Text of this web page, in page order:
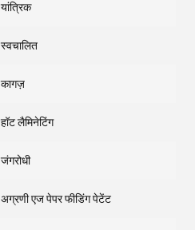
यांत्रिक
स्वचालित
कागज़
हॉट लैमिनेटिंग
जंगरोधी
अग्रणी एज पेपर फीडिंग पेटेंट